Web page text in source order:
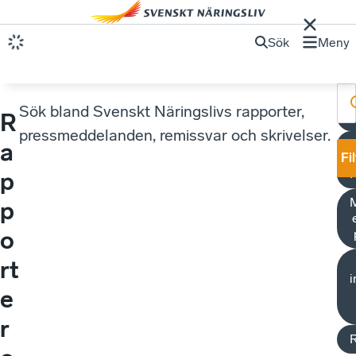
Sök Meny
R
a
p
p
o
rt
e
r
Sök bland Svenskt Näringslivs rapporter,
pressmeddelanden, remissvar och skrivelser.